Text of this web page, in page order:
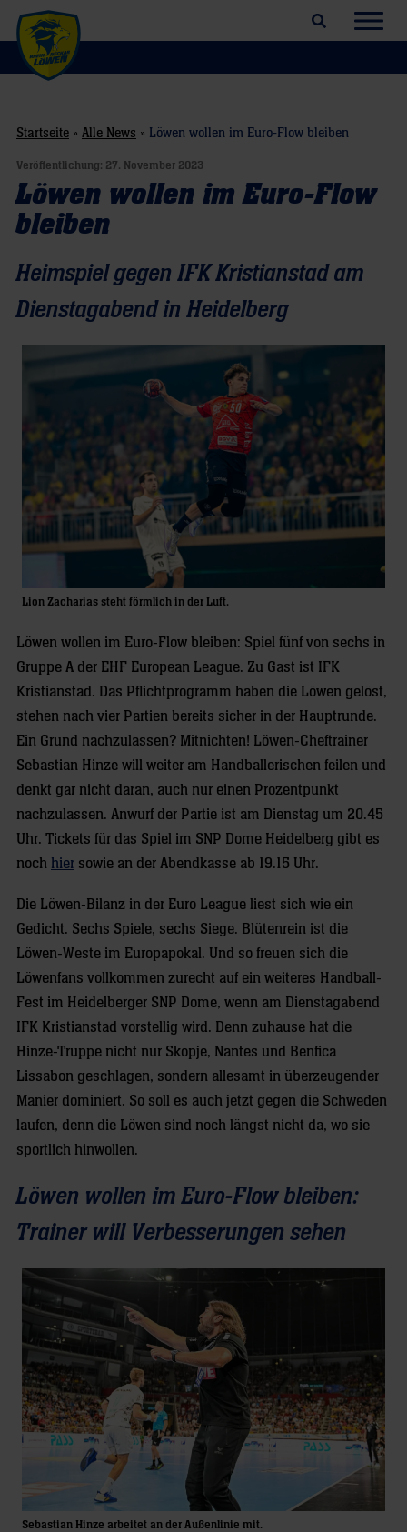
Suchfeld öffnen
Startseite » Alle News » Löwen wollen im Euro-Flow bleiben
Veröffentlichung: 27. November 2023
Löwen wollen im Euro-Flow
bleiben
Heimspiel gegen IFK Kristianstad am
Dienstagabend in Heidelberg
Lion Zacharias steht förmlich in der Luft.
Löwen wollen im Euro-Flow bleiben: Spiel fünf von sechs in
Gruppe A der EHF European League. Zu Gast ist IFK
Kristianstad. Das Pflichtprogramm haben die Löwen gelöst,
stehen nach vier Partien bereits sicher in der Hauptrunde.
Ein Grund nachzulassen? Mitnichten! Löwen-Cheftrainer
Sebastian Hinze will weiter am Handballerischen feilen und
denkt gar nicht daran, auch nur einen Prozentpunkt
nachzulassen. Anwurf der Partie ist am Dienstag um 20.45
Uhr. Tickets für das Spiel im SNP Dome Heidelberg gibt es
noch hier sowie an der Abendkasse ab 19.15 Uhr.
Die Löwen-Bilanz in der Euro League liest sich wie ein
Gedicht. Sechs Spiele, sechs Siege. Blütenrein ist die
Löwen-Weste im Europapokal. Und so freuen sich die
Löwenfans vollkommen zurecht auf ein weiteres Handball-
Fest im Heidelberger SNP Dome, wenn am Dienstagabend
IFK Kristianstad vorstellig wird. Denn zuhause hat die
Hinze-Truppe nicht nur Skopje, Nantes und Benfica
Lissabon geschlagen, sondern allesamt in überzeugender
Manier dominiert. So soll es auch jetzt gegen die Schweden
laufen, denn die Löwen sind noch längst nicht da, wo sie
sportlich hinwollen.
Löwen wollen im Euro-Flow bleiben:
Trainer will Verbesserungen sehen
Sebastian Hinze arbeitet an der Außenlinie mit.